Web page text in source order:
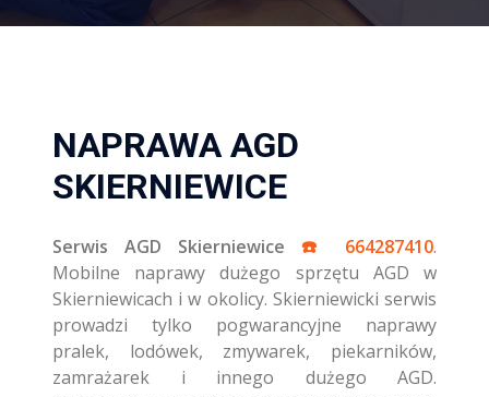
NAPRAWA AGD
SKIERNIEWICE
Serwis AGD Skierniewice ☎️ 664287410.
Mobilne naprawy dużego sprzętu AGD w
Skierniewicach i w okolicy. Skierniewicki serwis
prowadzi tylko pogwarancyjne naprawy
pralek, lodówek, zmywarek, piekarników,
zamrażarek i innego dużego AGD.